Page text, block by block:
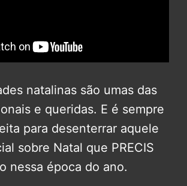
natalinas são umas das
e queridas. E é sempre
para desenterrar aquele
sobre Natal que PRECIS
nessa época do ano.